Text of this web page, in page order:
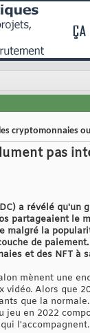
cryptomonnaies ou
pas
a révélé qu'un
partageaient le
malgré la
de
et des NFT à
mènent une
Alors que
que la
jeu en 2022
l'accompagnent.